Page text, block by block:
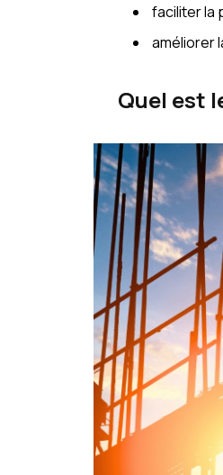
faciliter la
améliorer
Quel est